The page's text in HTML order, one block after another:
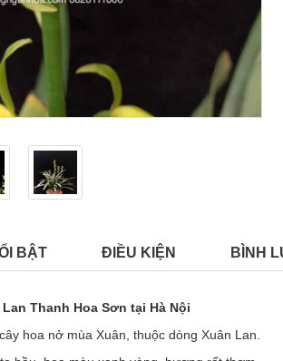
BẬT ĐIỀU KIỆN BÌNH
Thanh Hoa Sơn tại Hà Nội
hoa nở mùa Xuân, thuộc dòng Xuân Lan.